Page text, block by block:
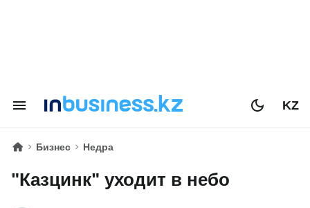
KZ
Бизнес Недра
"Казцинк" уходит в небо